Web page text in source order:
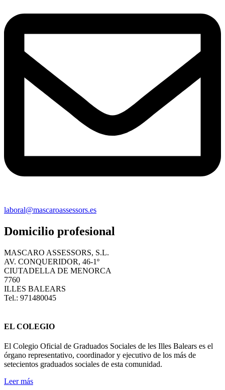
laboral@mascaroassessors.es
Domicilio profesional
MASCARO ASSESSORS, S.L.
AV. CONQUERIDOR, 46-1º
CIUTADELLA DE MENORCA
7760
ILLES BALEARS
Tel.: 971480045
EL COLEGIO
El Colegio Oficial de Graduados Sociales de les Illes Balears es el
órgano representativo, coordinador y ejecutivo de los más de
setecientos graduados sociales de esta comunidad.
Leer más